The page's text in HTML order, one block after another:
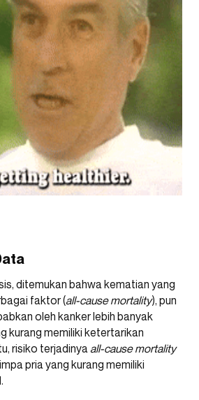
ditemukan bahwa kematian yang
faktor (all-cause mortality), pun
oleh kanker lebih banyak
kurang memiliki ketertarikan
risiko terjadinya all-cause mortality
pria yang kurang memiliki